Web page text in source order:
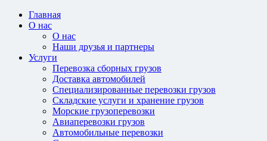
Главная
О нас
О нас
Наши друзья и партнеры
Услуги
Перевозка сборных грузов
Доставка автомобилей
Специализированные перевозки грузов
Складские услуги и хранение грузов
Морские грузоперевозки
Авиаперевозки грузов
Автомобильные перевозки